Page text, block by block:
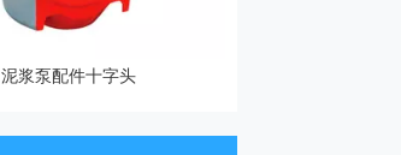
泥浆泵配件十字头